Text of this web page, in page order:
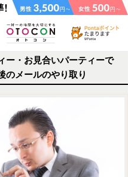
ー・お見合いパーティーで
のメールのやり取り